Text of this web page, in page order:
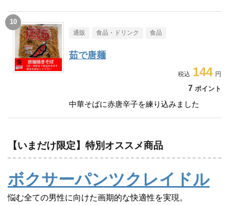
通販 食品・ドリンク 食品
茹で唐麺
144
7 ポイント
中華そばに赤唐辛子を練り込みました
【いまだけ限定】特別オススメ商品
ボクサーパンツクレイドル
悩む全ての男性に向けた画期的な快適性を実現。